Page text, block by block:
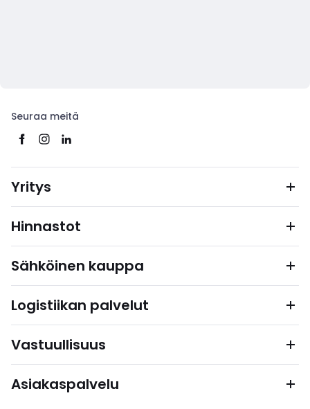
Seuraa meitä
Yritys
Hinnastot
Sähköinen kauppa
Logistiikan palvelut
Vastuullisuus
Asiakaspalvelu